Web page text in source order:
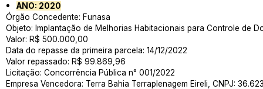
ANO: 2020
Órgão Concedente: Funasa
Objeto: Implantação de Melhorias Habitacionais para Controle de
Valor: R$ 500.000,00
Data do repasse da primeira parcela: 14/12/2022
Valor repassado: R$ 99.869,96
Licitação: Concorrência Pública n° 001/2022
Empresa Vencedora: Terra Bahia Terraplenagem Eireli, CNPJ: